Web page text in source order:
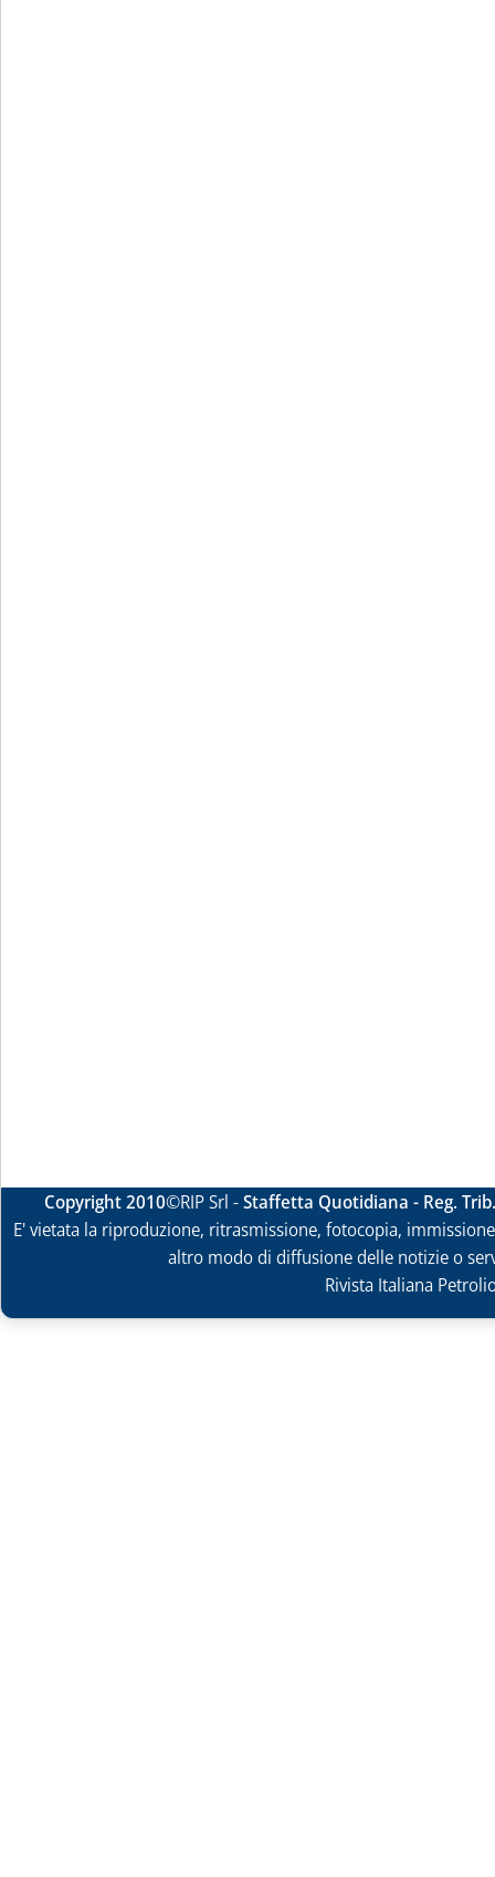
Copyright 2010©RIP Srl -Staffetta Quotidiana - Reg.
E' vietata la riproduzione, ritrasmissione, fotocopia,
altro modo di diffusione delle notizie o
Rivista Italiana